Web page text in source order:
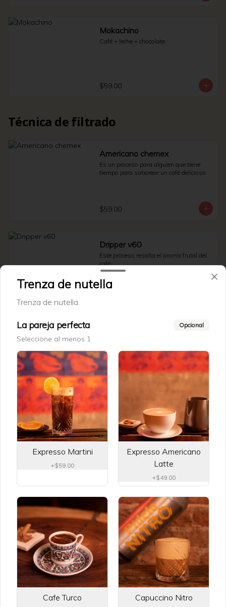
Mokachino
Café + leche + chocolate.
$59.00
Técnica de filtrado
Americano chemex
Es un proceso para alguien que tiene
tiempo para saborear un café delicioso.
$59.00
Dripper v60
Este proceso resalta el aroma frutal del
café.
y aceites asenciales.
Sifon japonez
Este proceso resalta el aroma floral del
$59.00
Panadería
Panque de matcha
Panque de matcha.
Trenza de nutella
Trenza de nutella.
La pareja perfecta Opcional
Seleccione al menos 1
Expresso Martini
+$59.00
Expresso Americano
Latte
+$49.00
Cafe Turco Capuccino Nitro